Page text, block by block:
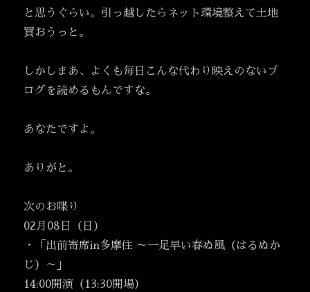
と思うぐらい。引っ越したらネット環境整えて土地
買おうっと。
しかしまあ、よくも毎日こんな代わり映えのないブ
ログを読めるもんですな。
あなたですよ。
ありがと。
次のお喋り
02月08日（日）
・「出前寄席in多摩住 ～一足早い春ぬ風（はるぬか
じ）～」
14:00開演（13:30開場）